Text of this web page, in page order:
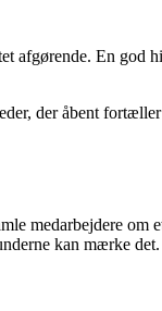
En
der åbent
medarbejdere
kan mærke det.